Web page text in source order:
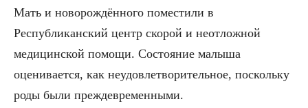
Мать и новорождённого поместили в
Республиканский центр скорой и неотложной
медицинской помощи. Состояние малыша
оценивается, как неудовлетворительное, поскольку
роды были преждевременными.